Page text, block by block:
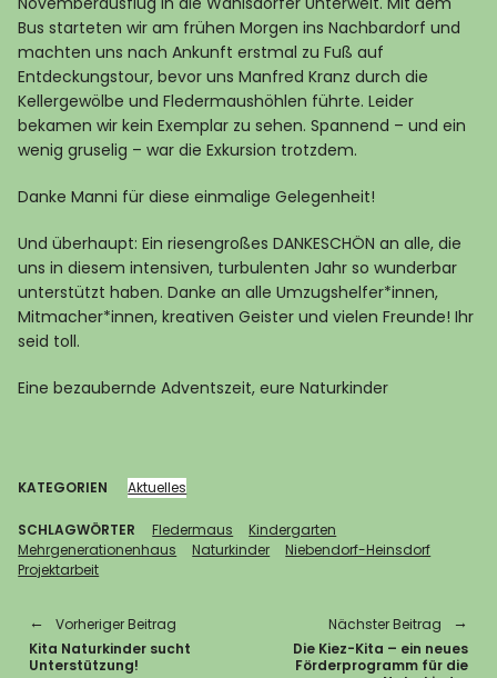
Bus starteten wir am frühen Morgen ins Nachbardorf und
machten uns nach Ankunft erstmal zu Fuß auf
Entdeckungstour, bevor uns Manfred Kranz durch die
Kellergewölbe und Fledermaushöhlen führte. Leider
bekamen wir kein Exemplar zu sehen. Spannend – und ein
wenig gruselig – war die Exkursion trotzdem.
Danke Manni für diese einmalige Gelegenheit!
Und überhaupt: Ein riesengroßes DANKESCHÖN an alle, die
uns in diesem intensiven, turbulenten Jahr so wunderbar
unterstützt haben. Danke an alle Umzugshelfer*innen,
Mitmacher*innen, kreativen Geister und vielen Freunde! Ihr
seid toll.
Eine bezaubernde Adventszeit, eure Naturkinder
KATEGORIEN Aktuelles
SCHLAGWÖRTER Fledermaus
Kindergarten
Mehrgenerationenhaus
Naturkinder
Niebendorf-Heinsdorf
Projektarbeit
Vorheriger Beitrag
Kita Naturkinder sucht
Unterstützung!
Nächster Beitrag
Die Kiez-Kita – ein neues
Förderprogramm für die